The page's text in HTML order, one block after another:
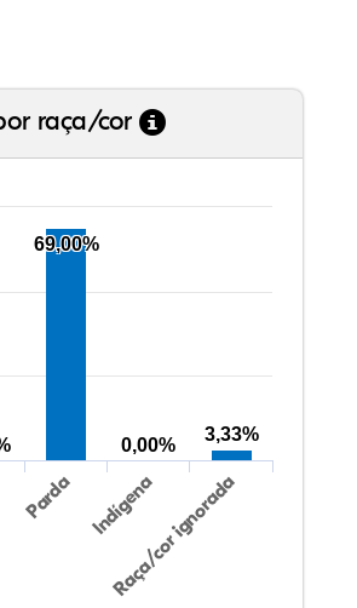
raça/cor
Parda Indígena
Raça/cor ignorada
69,00%
0,00%
3,33%